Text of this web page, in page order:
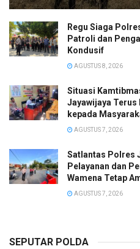
Regu Siaga
Patroli dan
Kondusif
AGUSTUS 8, 2026
Situasi
Jayawijaya Terus
kepada
AGUSTUS 7, 2026
Satlantas Polres
Pelayanan dan
Wamena Tetap
AGUSTUS 7, 2026
SEPUTAR POLDA